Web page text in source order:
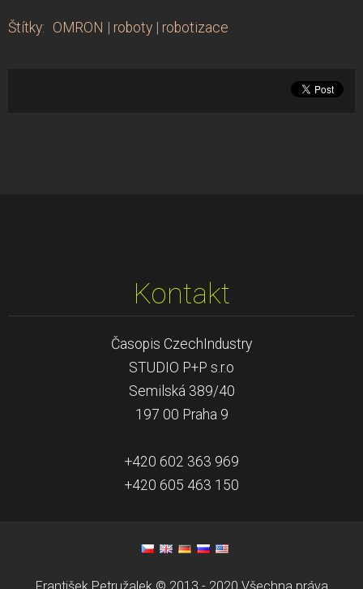
Štítky: OMRON roboty robotizace
Kontakt
Časopis CzechIndustry
STUDIO P+P s.r.o
Semilská 389/40
197 00 Praha 9
+420 602 363 969
+420 605 463 150